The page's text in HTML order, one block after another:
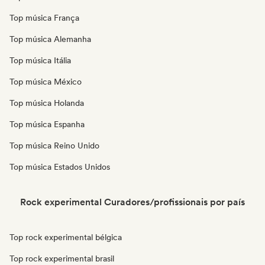
Top música França
Top música Alemanha
Top música Itália
Top música México
Top música Holanda
Top música Espanha
Top música Reino Unido
Top música Estados Unidos
Rock experimental Curadores/profissionais por país
Top rock experimental bélgica
Top rock experimental brasil